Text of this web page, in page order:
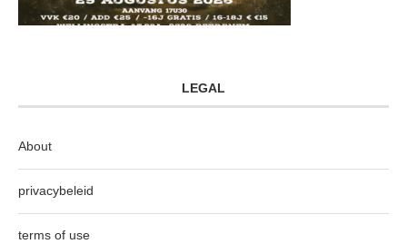
LEGAL
About
privacybeleid
terms of use